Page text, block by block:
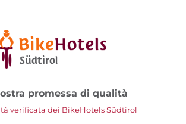
promessa di qualità
verificata dei BikeHotels Südtirol